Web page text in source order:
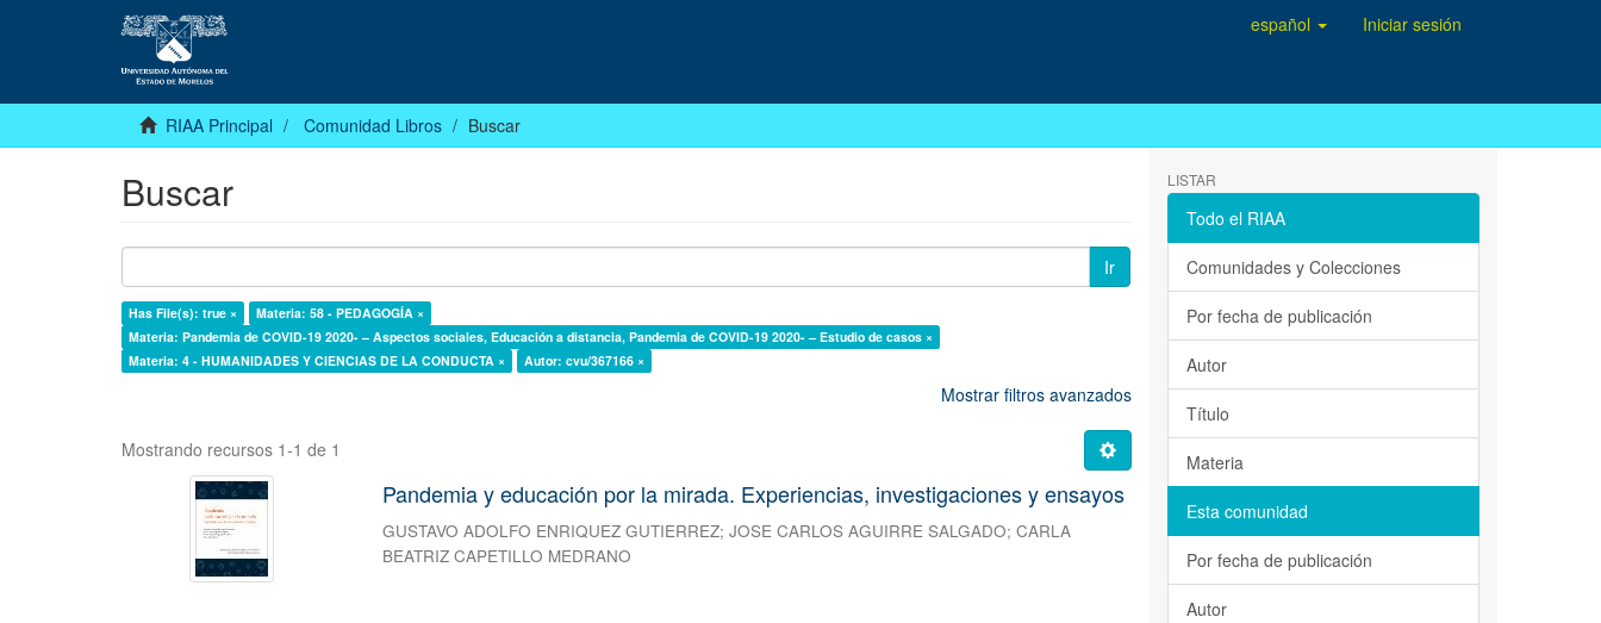
español Iniciar sesión
RIAA Principal Comunidad Libros Buscar
Buscar
Ir
Has File(s): true ×
Materia: 58 - PEDAGOGÍA ×
Materia: Pandemia de COVID-19 2020- – Aspectos sociales, Educación a distancia, Pandemia de COVID-19 2020- – Estudio de casos ×
Materia: 4 - HUMANIDADES Y CIENCIAS DE LA CONDUCTA ×
Autor: cvu/367166 ×
Mostrar filtros avanzados
Mostrando recursos 1-1 de 1
Pandemia y educación por la mirada. Experiencias, investigaciones y ensayos
GUSTAVO ADOLFO ENRIQUEZ GUTIERREZ;JOSE CARLOS AGUIRRE SALGADO;CARLA
BEATRIZ CAPETILLO MEDRANO
LISTAR
Todo el RIAA
Comunidades y Colecciones
Por fecha de publicación
Autor
Título
Materia
Esta comunidad
Por fecha de publicación
Autor